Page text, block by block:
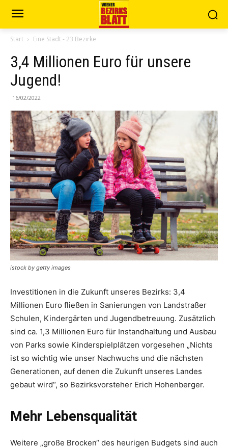
Start Eine Stadt - 23 Bezirke
3,4 Millionen Euro für unsere
Jugend!
16/02/2022
istock by getty images
Investitionen in die Zukunft unseres Bezirks: 3,4
Millionen Euro fließen in Sanierungen von Landstraßer
Schulen, Kindergärten und Jugendbe­treuung. Zusätzlich
sind ca. 1,3 Millionen Euro für ­Instandhaltung und Ausbau
von Parks sowie Kinderspielplätzen vorgesehen „Nichts
ist so wichtig wie unser Nachwuchs und die nächsten
Generationen, auf denen die Zukunft unseres Landes
gebaut wird“, so Bezirksvorsteher Erich ­Hohenberger.
Mehr Lebensqualität
Weitere „große Brocken“ des heurigen Budgets sind auch